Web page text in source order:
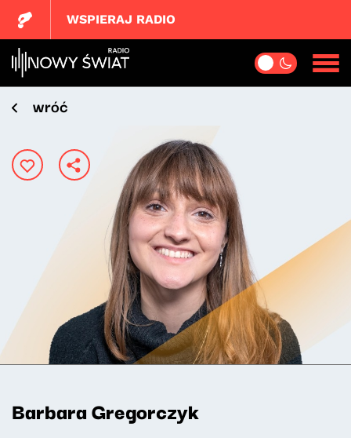
WSPIERAJ RADIO
wróć
Barbara Gregorczyk